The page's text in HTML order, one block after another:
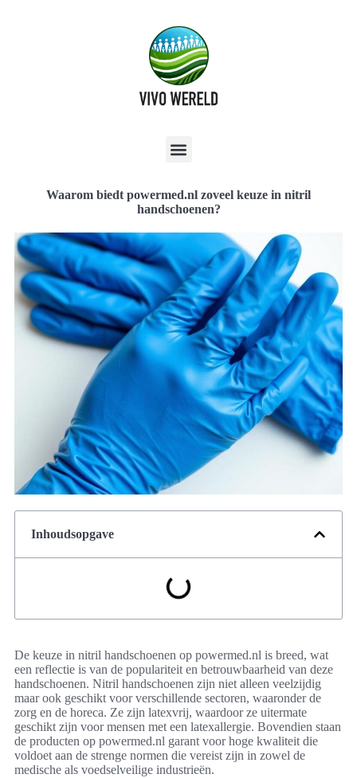
Waarom biedt powermed.nl zoveel keuze in nitril
handschoenen?
Inhoudsopgave
De keuze in nitril handschoenen op powermed.nl is breed, wat
een reflectie is van de populariteit en betrouwbaarheid van deze
handschoenen. Nitril handschoenen zijn niet alleen veelzijdig
maar ook geschikt voor verschillende sectoren, waaronder de
zorg en de horeca. Ze zijn latexvrij, waardoor ze uitermate
geschikt zijn voor mensen met een latexallergie. Bovendien staan
de producten op powermed.nl garant voor hoge kwaliteit die
voldoet aan de strenge normen die vereist zijn in zowel de
medische als voedselveilige industrieën.